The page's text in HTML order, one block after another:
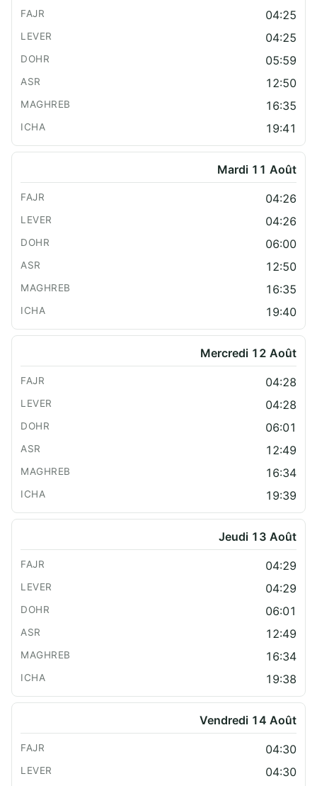
04:25
04:25
05:59
12:50
16:35
19:41
Mardi 11 Août
04:26
04:26
06:00
12:50
16:35
19:40
Mercredi 12 Août
04:28
04:28
06:01
12:49
16:34
19:39
Jeudi 13 Août
04:29
04:29
06:01
12:49
16:34
19:38
Vendredi 14 Août
04:30
04:30